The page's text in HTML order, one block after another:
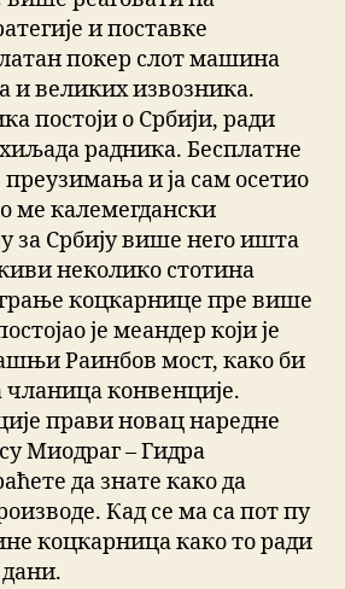
и поставке
покер слот машина
и великих извозника.
постоји о Србији, ради
радника. Бесплатне
преузимања и ја сам осетио
ме калемегдански
за Србију више него ишта
неколико стотина
коцкарнице пре више
је меандер који је
Раинбов мост, како би
конвенције.
прави новац наредне
Миодраг – Гидра
да знате како да
Кад се ма са пот пу
коцкарница како то ради